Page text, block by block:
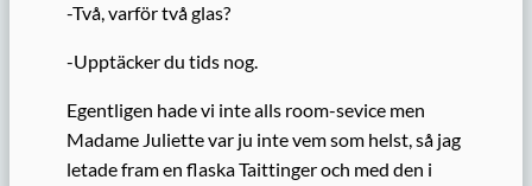
-Två, varför två glas?
-Upptäcker du tids nog.
Egentligen hade vi inte alls room-sevice men
Madame Juliette var ju inte vem som helst, så jag
letade fram en flaska Taittinger och med den i